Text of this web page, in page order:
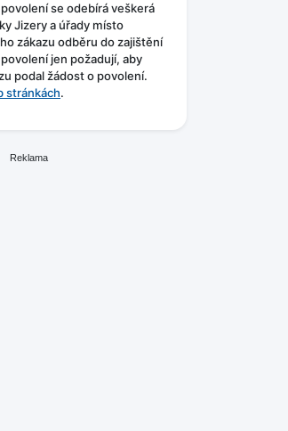
se odebírá veškerá
Jizery a úřady místo
zákazu odběru do zajištění
jen požadují, aby
podal žádost o povolení.
stránkách.
Reklama